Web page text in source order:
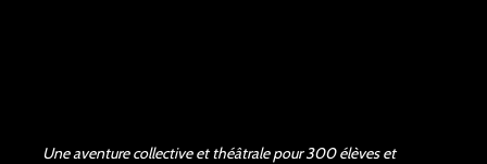
Une aventure collective et théâtrale pour 300 élèves et